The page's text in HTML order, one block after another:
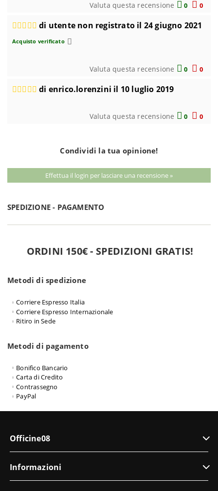
Valuta questa recensione 0 0
di utente non registrato il 24 giugno 2021
Acquisto verificato
Valuta questa recensione 0 0
di enrico.lorenzini il 10 luglio 2019
Valuta questa recensione 0 0
Condividi la tua opinione!
Effettua il login per lasciare una recensione »
SPEDIZIONE - PAGAMENTO
ORDINI 150€ - SPEDIZIONI GRATIS!
Metodi di spedizione
Corriere Espresso Italia
Corriere Espresso Internazionale
Ritiro in Sede
Metodi di pagamento
Bonifico Bancario
Carta di Credito
Contrassegno
PayPal
Officine08
Informazioni